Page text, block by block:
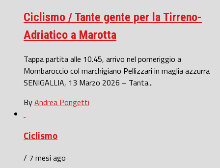
Ciclismo / Tante gente per la Tirreno-
Adriatico a Marotta
Tappa partita alle 10.45, arrivo nel pomeriggio a
Mombaroccio col marchigiano Pellizzari in maglia azzurra
SENIGALLIA, 13 Marzo 2026 – Tanta...
ByAndrea Pongetti
Ciclismo
/ 7 mesi ago